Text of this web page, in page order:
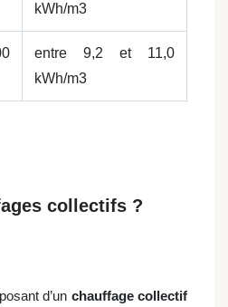
kWh/m3
entre 9,2 et 11,0
kWh/m3
collectifs ?
d’un chauffage collectif